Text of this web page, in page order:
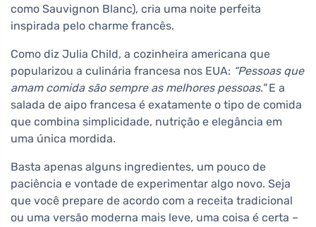
como Sauvignon Blanc), cria uma noite perfeita
inspirada pelo charme francês.
Como diz Julia Child, a cozinheira americana que
popularizou a culinária francesa nos EUA: “Pessoas que
amam comida são sempre as melhores pessoas."E a
salada de aipo francesa é exatamente o tipo de comida
que combina simplicidade, nutrição e elegância em
uma única mordida.
Basta apenas alguns ingredientes, um pouco de
paciência e vontade de experimentar algo novo. Seja
que você prepare de acordo com a receita tradicional
ou uma versão moderna mais leve, uma coisa é certa –